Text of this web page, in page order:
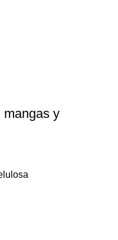
mangas y